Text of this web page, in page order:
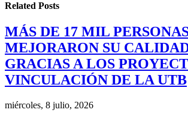
Related Posts
MÁS DE 17 MIL
MEJORARON SU
GRACIAS A LOS
VINCULACIÓN DE LA UTB
miércoles, 8 julio, 2026